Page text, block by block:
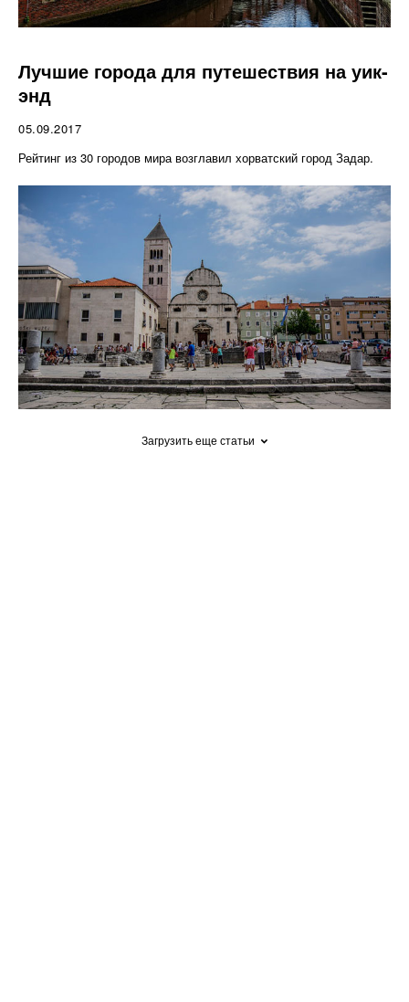
Лучшие города для путешествия на уик-
энд
05.09.2017
Рейтинг из 30 городов мира возглавил хорватский город Задар.
Загрузить еще статьи